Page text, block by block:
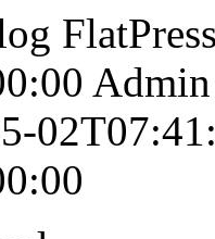
Admin